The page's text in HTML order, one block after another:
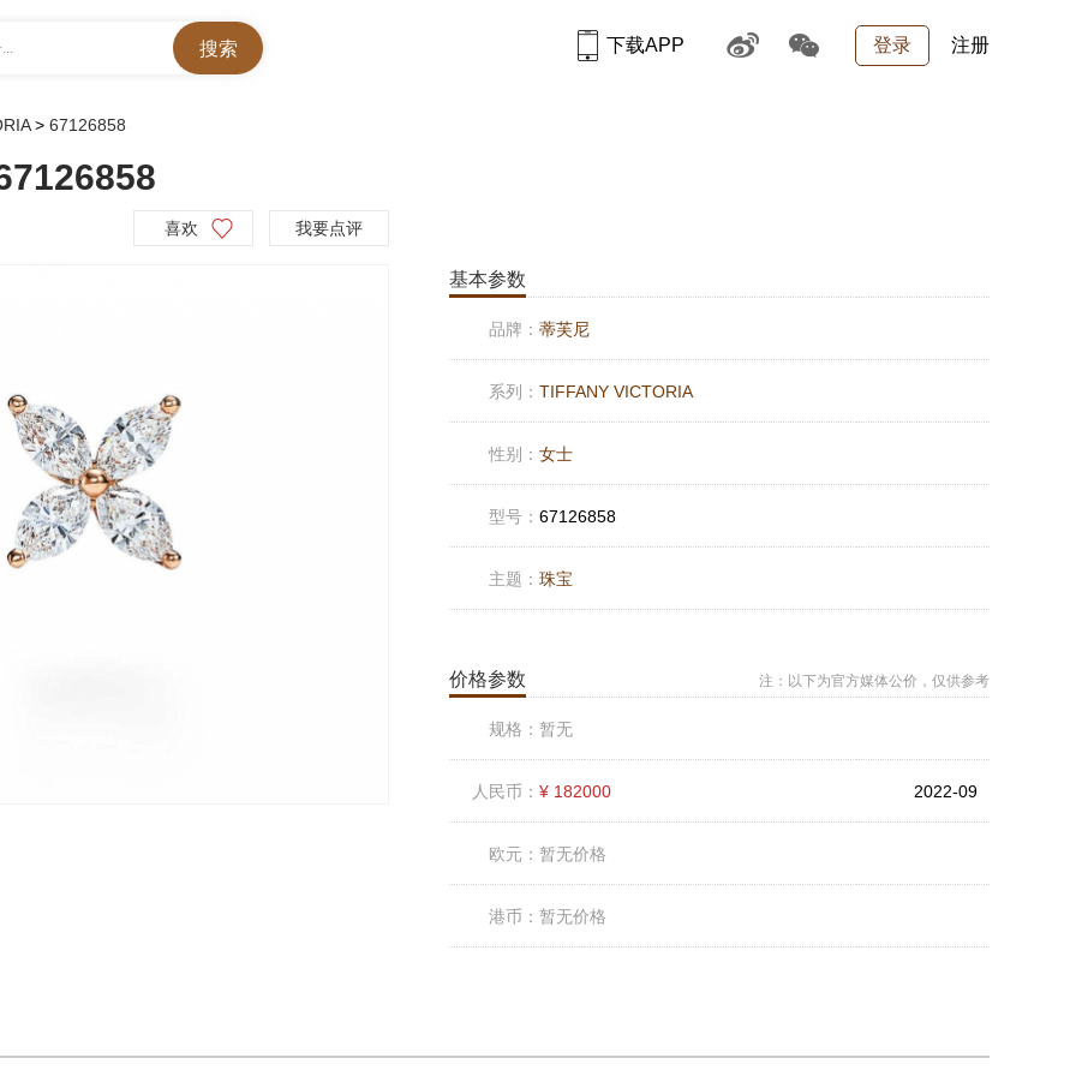
登录 注册
下载APP
> 67126858
喜欢 我要点评
基本参数
品牌： 蒂芙尼
系列： TIFFANY VICTORIA
性别： 女士
型号： 67126858
主题： 珠宝
价格参数 注：以下为官方媒体公价，仅供参考
规格： 暂无
人民币： ¥ 182000 2022-09
欧元： 暂无价格
港币： 暂无价格